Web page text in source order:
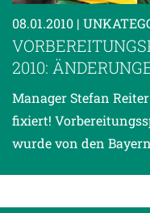
08.01.2010 |
2010:
Manager Stefan
fixiert!
wurde von den